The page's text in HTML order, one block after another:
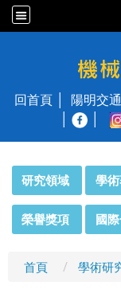
國立陽
回首頁 陽明交
研究領域 學
榮譽獎項 國
首頁 學術研